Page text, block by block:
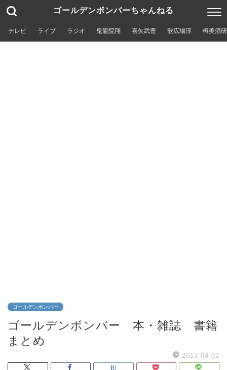
ゴールデンボンバーちゃんねる
テレビ ライブ ラジオ 鬼龍院翔 喜矢武豊 歌広場淳 樽美酒
ゴールデンボンバー
ゴールデンボンバー 本・雑誌 書籍
まとめ
2013-04-01